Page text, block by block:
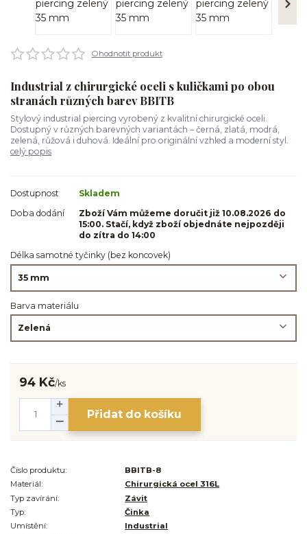
Ohodnotit produkt
Industrial z chirurgické oceli s kuličkami po obou
stranách různých barev BBITB
Stylový industrial piercing vyrobený z kvalitní chirurgické oceli.
Dostupný v různých barevných variantách – černá, zlatá, modrá,
zelená, růžová i duhová. Ideální pro originální vzhled a moderní styl.
celý popis
Dostupnost
Skladem
Doba dodání
Zboží Vám můžeme doručit již 10.08.2026 do
15:00. Stačí, když zboží objednáte nejpozději
do zítra do 14:00
Délka samotné tyčinky (bez koncovek)
Barva materiálu
94 Kč/ks
Přidat do košíku
Číslo produktu:
BBITB-8
Materiál:
Chirurgická ocel 316L
Typ zavírání:
Závit
Typ:
Činka
Umístění:
Industrial